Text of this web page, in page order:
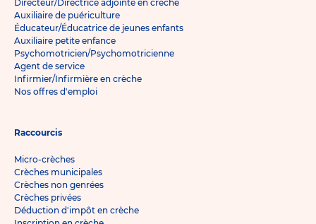
Directeur/Directrice adjointe en crèche
Auxiliaire de puériculture
Éducateur/Éducatrice de jeunes enfants
Auxiliaire petite enfance
Psychomotricien/Psychomotricienne
Agent de service
Infirmier/Infirmière en crèche
Nos offres d'emploi
Raccourcis
Micro-crèches
Crèches municipales
Crèches non genrées
Crèches privées
Déduction d'impôt en crèche